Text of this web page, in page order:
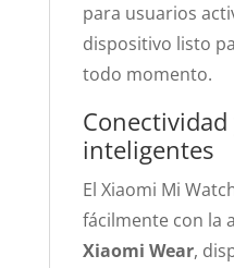
para usuarios
dispositivo listo
todo momento.
inteligentes
El Xiaomi Mi
fácilmente con la
Xiaomi Wear,